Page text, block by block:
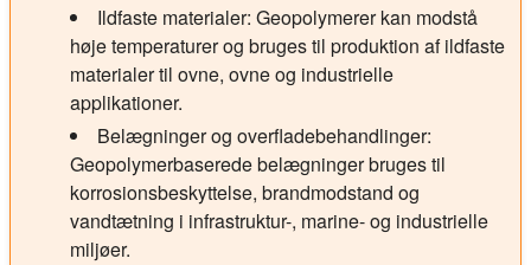
Ildfaste materialer: Geopolymerer kan modstå
høje temperaturer og bruges til produktion af ildfaste
materialer til ovne, ovne og industrielle
applikationer.
Belægninger og overfladebehandlinger:
Geopolymerbaserede belægninger bruges til
korrosionsbeskyttelse, brandmodstand og
vandtætning i infrastruktur-, marine- og industrielle
miljøer.